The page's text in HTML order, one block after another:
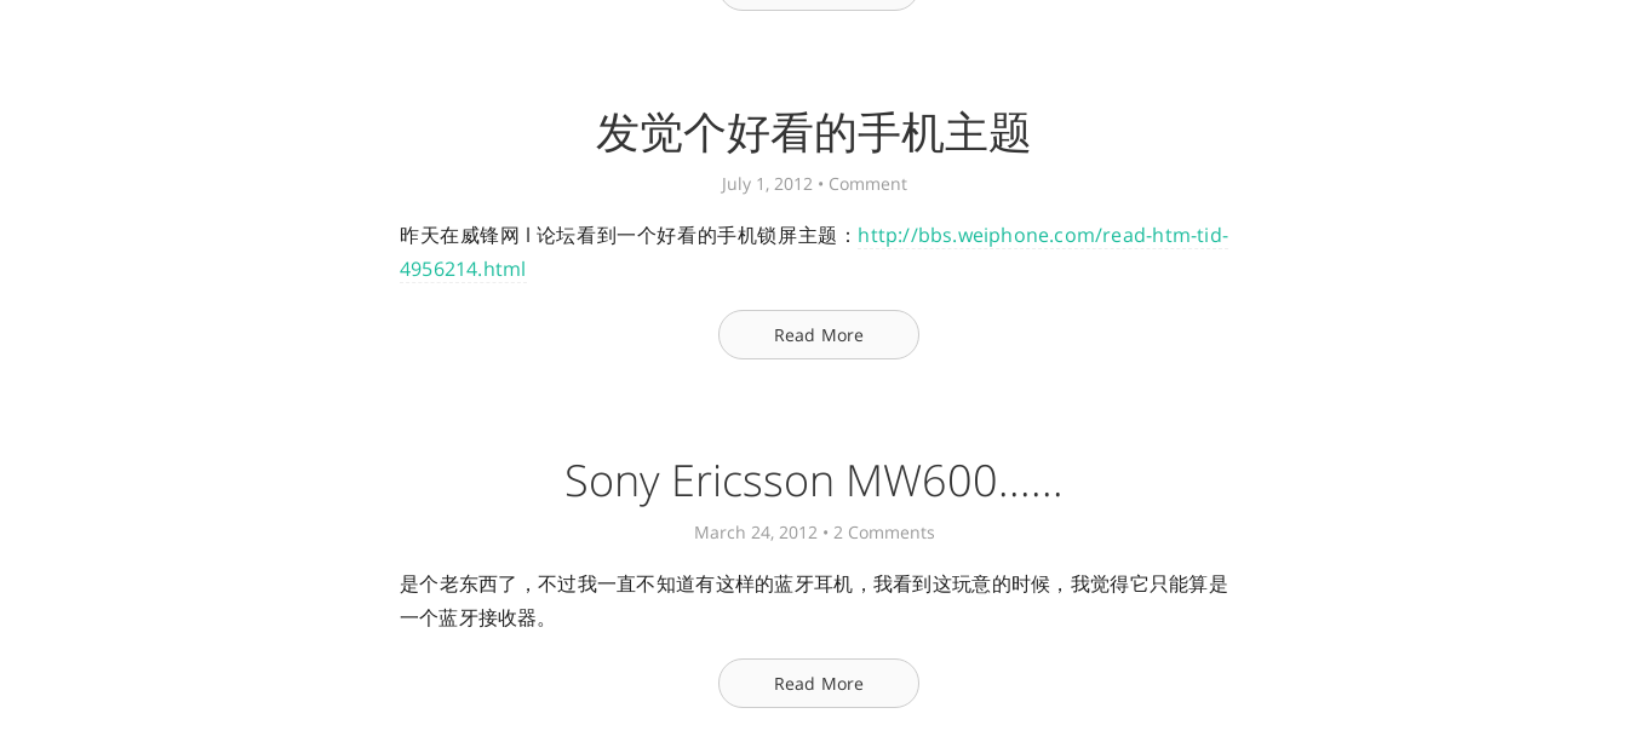
发觉个好看的手机主题
July 1, 2012 • Comment
昨天在威锋网 l 论坛看到一个好看的手机锁屏主题： http://bbs.weiphone.com/read-htm-tid-
4956214.html
Read More
Sony Ericsson MW600......
March 24, 2012 • 2 Comments
是个老东西了，不过我一直不知道有这样的蓝牙耳机，我看到这玩意的时候，我觉得它只能算是
一个蓝牙接收器。
Read More